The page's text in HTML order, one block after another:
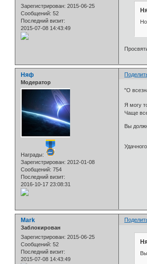
Зарегистрирован: 2015-06-25
Сообщений: 52
Последний визит:
2015-07-08 14:43:49
Няф
Модератор
Награды:
Зарегистрирован: 2012-01-08
Сообщений: 754
Последний визит:
2016-10-17 23:08:31
"О
Я могу
Чаще
Вы
Mark
Заблокирован
Зарегистрирован: 2015-06-25
Сообщений: 52
Последний визит:
2015-07-08 14:43:49